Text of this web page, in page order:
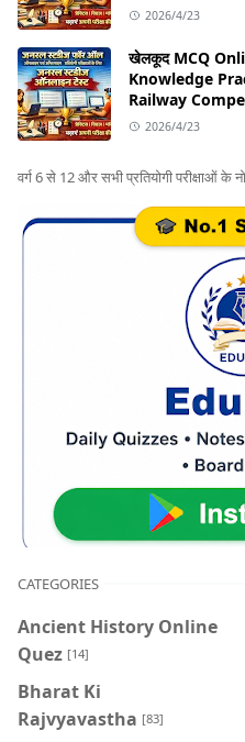
2026/4/23
खेलकूद MCQ
Knowledge
Railway
2026/4/23
वर्ग 6 से 12 और सभी प्रतियोगी परीक्षाओं के
CATEGORIES
Ancient History Online
Quez [14]
Bharat Ki
Rajvyavastha [83]